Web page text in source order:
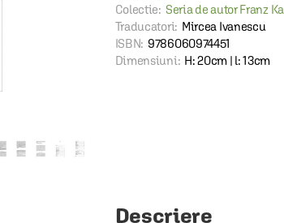
Colectie: Seria de autor Franz
Traducatori: Mircea Ivanescu
ISBN: 9786060974451
Dimensiuni: H: 20cm | l: 13cm
Descriere